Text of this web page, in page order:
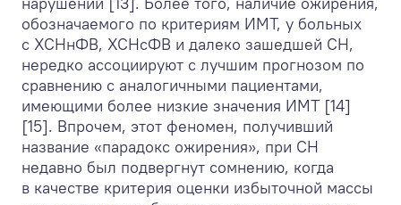
обозначаемого по критериям ИМТ, у больных
с ХСНнФВ, ХСНсФВ и далеко зашедшей СН,
нередко ассоциируют с лучшим прогнозом по
сравнению с аналогичными пациентами,
имеющими более низкие значения ИМТ [14]
[15]. Впрочем, этот феномен, получивший
название «парадокс ожирения», при СН
недавно был подвергнут сомнению, когда
в качестве критерия оценки избыточной массы